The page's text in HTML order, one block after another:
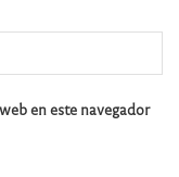
en este navegador